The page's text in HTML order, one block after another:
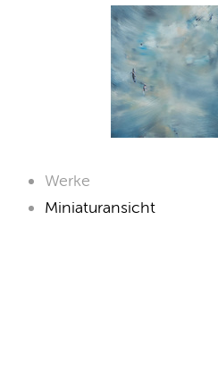
Werke
Miniaturansicht